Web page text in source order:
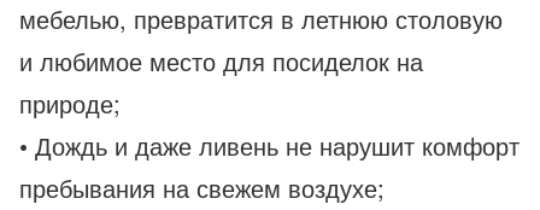
мебелью, превратится в летнюю столовую
и любимое место для посиделок на
природе;
• Дождь и даже ливень не нарушит комфорт
пребывания на свежем воздухе;